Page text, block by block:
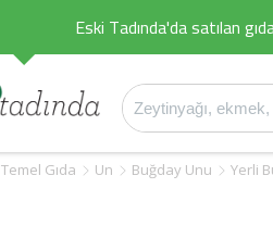
Eski Tadında'da satılan
Temel Gıda Un Buğday Unu Yerli